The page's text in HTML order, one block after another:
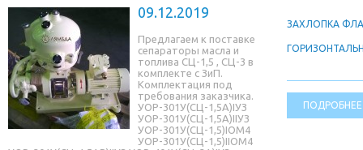
09.12.2019
Предлагаем к поставке
сепараторы масла и
топлива СЦ-1,5 , СЦ-3 в
комплекте с ЗиП.
Комплектация под
требования заказчика.
УОР-301У(СЦ-1,5A)IУЗ
УОР-301У(СЦ-1,5A)IIУЗ
УОР-301У(СЦ-1,5)IОМ4
УОР-301У(СЦ-1,5)IIОМ4
ЗАХЛОПКА
ПОДРОБНЕЕ